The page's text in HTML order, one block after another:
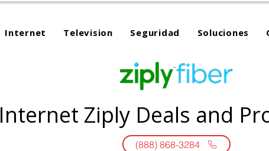
Internet Television Seguridad Soluciones
Internet Ziply Deals and
(888) 868-3284